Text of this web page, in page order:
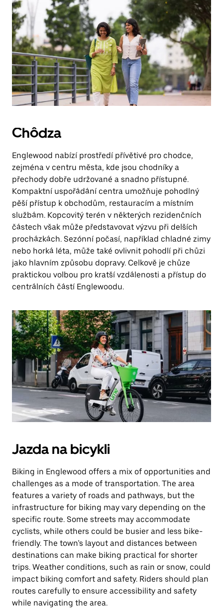
Chôdza
Englewood nabízí prostředí přívětivé pro chodce,
zejména v centru města, kde jsou chodníky a
přechody dobře udržované a snadno přístupné.
Kompaktní uspořádání centra umožňuje pohodlný
pěší přístup k obchodům, restauracím a místním
službám. Kopcovitý terén v některých rezidenčních
částech však může představovat výzvu při delších
procházkách. Sezónní počasí, například chladné zimy
nebo horká léta, může také ovlivnit pohodlí při chůzi
jako hlavním způsobu dopravy. Celkově je chůze
praktickou volbou pro kratší vzdálenosti a přístup do
centrálních částí Englewoodu.
Jazda na bicykli
Biking in Englewood offers a mix of opportunities and
challenges as a mode of transportation. The area
features a variety of roads and pathways, but the
infrastructure for biking may vary depending on the
specific route. Some streets may accommodate
cyclists, while others could be busier and less bike-
friendly. The town’s layout and distances between
destinations can make biking practical for shorter
trips. Weather conditions, such as rain or snow, could
impact biking comfort and safety. Riders should plan
routes carefully to ensure accessibility and safety
while navigating the area.